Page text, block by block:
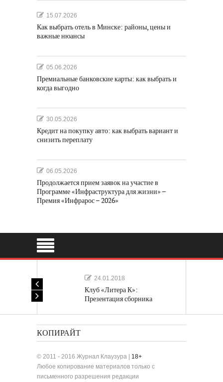
15.07.2026
Как выбрать отель в Минске: районы, цены и
важные нюансы
05.06.2026
Премиальные банковские карты: как выбрать и
когда выгодно
30.05.2026
Кредит на покупку авто: как выбрать вариант и
снизить переплату
06.05.2026
Продолжается прием заявок на участие в
Программе «Инфраструктура для жизни» –
Премия «Инфрарос – 2026»
24.01.2018
Клуб «Литера К»:
Презентация сборника
КОПИРАЙТ
© 2011 - 2016 Журнал Клаузура | 18+
Любое копирование материалов только с
письменного разрешения редакции